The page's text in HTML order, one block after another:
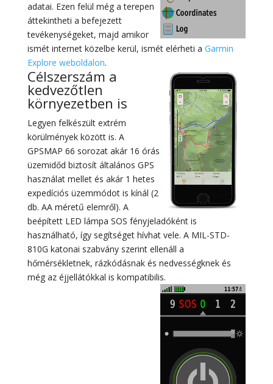
adatai. Ezen felül még a terepen
áttekintheti a befejezett
tevékenységeket, majd amikor
ismét internet közelbe kerül, ismét elérheti a Garmin
Explore weboldalon.
Célszerszám a
kedvezőtlen
környezetben is
Legyen felkészült extrém
körülmények között is. A
GPSMAP 66 sorozat akár 16 órás
üzemidőd biztosít általános GPS
használat mellet és akár 1 hetes
expedíciós üzemmódot is kínál (2
db. AA méretű elemről). A
beépített LED lámpa SOS fényjeladóként is
használható, így segítséget hívhat vele. A MIL-STD-
810G katonai szabvány szerint ellenáll a
hőmérsékletnek, rázkódásnak és nedvességknek és
még az éjjellátókkal is kompatibilis.